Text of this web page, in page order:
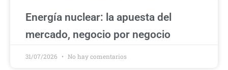
Energía nuclear: la apuesta del
mercado, negocio por negocio
31/07/2026 No hay comentarios